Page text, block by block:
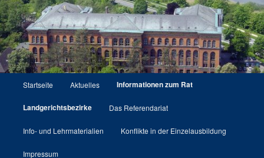
Startseite Aktuelles Informationen zum Rat
Landgerichtsbezirke Das Referendariat
Info- und Lehrmaterialien Konflikte in der Einzelausbildung
Impressum